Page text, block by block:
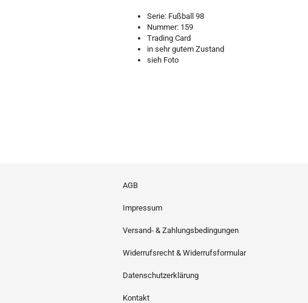
Serie: Fußball 98
Nummer: 159
Trading Card
in sehr gutem Zustand
sieh Foto
AGB
Impressum
Versand- & Zahlungsbedingungen
Widerrufsrecht & Widerrufsformular
Datenschutzerklärung
Kontakt